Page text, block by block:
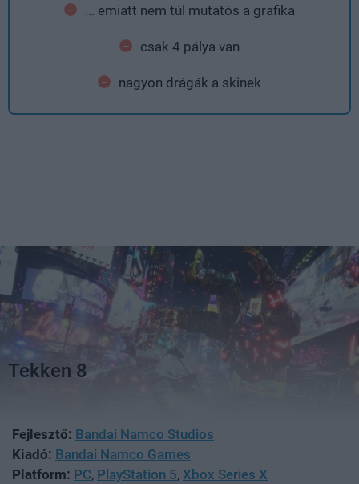
... emiatt nem túl mutatós a grafika
csak 4 pálya van
nagyon drágák a skinek
Tekken 8
Fejlesztő: Bandai Namco Studios
Kiadó: Bandai Namco Games
Platform: PC, PlayStation 5, Xbox Series X